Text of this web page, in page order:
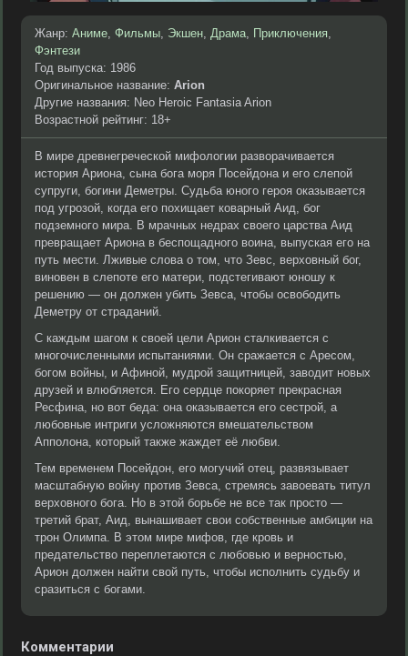
Жанр: Аниме, Фильмы, Экшен, Драма, Приключения,
Фэнтези
Год выпуска: 1986
Оригинальное название: Arion
Другие названия: Neo Heroic Fantasia Arion
Возрастной рейтинг: 18+
В мире древнегреческой мифологии разворачивается
история Ариона, сына бога моря Посейдона и его слепой
супруги, богини Деметры. Судьба юного героя оказывается
под угрозой, когда его похищает коварный Аид, бог
подземного мира. В мрачных недрах своего царства Аид
превращает Ариона в беспощадного воина, выпуская его на
путь мести. Лживые слова о том, что Зевс, верховный бог,
виновен в слепоте его матери, подстегивают юношу к
решению — он должен убить Зевса, чтобы освободить
Деметру от страданий.
С каждым шагом к своей цели Арион сталкивается с
многочисленными испытаниями. Он сражается с Аресом,
богом войны, и Афиной, мудрой защитницей, заводит новых
друзей и влюбляется. Его сердце покоряет прекрасная
Ресфина, но вот беда: она оказывается его сестрой, а
любовные интриги усложняются вмешательством
Апполона, который также жаждет её любви.
Тем временем Посейдон, его могучий отец, развязывает
масштабную войну против Зевса, стремясь завоевать титул
верховного бога. Но в этой борьбе не все так просто —
третий брат, Аид, вынашивает свои собственные амбиции на
трон Олимпа. В этом мире мифов, где кровь и
предательство переплетаются с любовью и верностью,
Арион должен найти свой путь, чтобы исполнить судьбу и
сразиться с богами.
Комментарии